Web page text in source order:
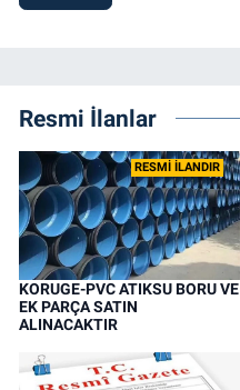
Resmi İlanlar
RESMİ İLANDIR
KORUGE-PVC ATIKSU BORU VE
EK PARÇA SATIN
ALINACAKTIR